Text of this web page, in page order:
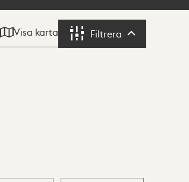
Visa karta Filtrera Filtrera